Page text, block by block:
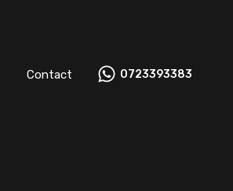
Contact 0723393383